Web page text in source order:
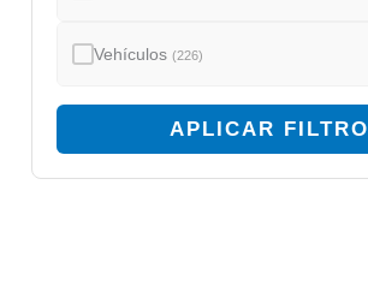
Vehículos(226)
APLICAR FILTRO